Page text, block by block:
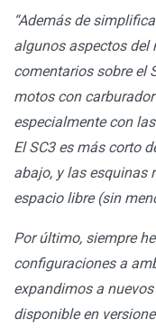
“Además de
algunos aspectos del
comentarios sobre el
motos con
especialmente con
El SC3 es más corto
abajo, y las esquinas
espacio libre (sin
Por último, siempre
configuraciones a
expandimos a
disponible en